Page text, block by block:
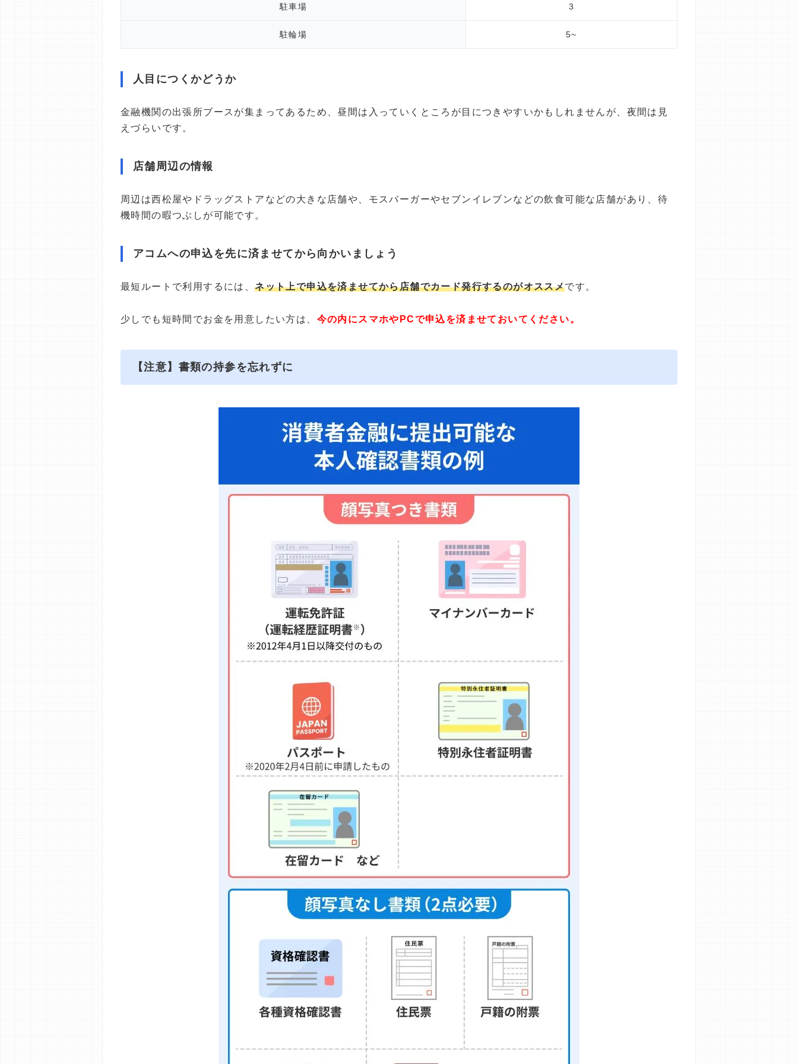
駐車場 3
駐輪場 5~
人目につくかどうか
金融機関の出張所ブースが集まってあるため、昼間は入っていくところが目につきやすいかもしれませんが、夜間は見
えづらいです。
店舗周辺の情報
周辺は西松屋やドラッグストアなどの大きな店舗や、モスバーガーやセブンイレブンなどの飲食可能な店舗があり、待
機時間の暇つぶしが可能です。
アコムへの申込を先に済ませてから向かいましょう
最短ルートで利用するには、ネット上で申込を済ませてから店舗でカード発行するのがオススメです。
少しでも短時間でお金を用意したい方は、 今の内にスマホやPCで申込を済ませておいてください。
【注意】書類の持参を忘れずに